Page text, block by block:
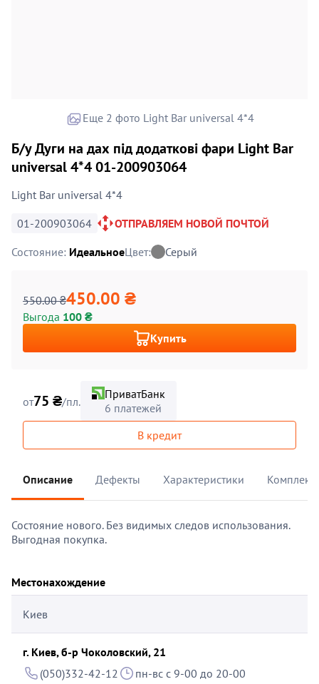
Еще 2 фото Light Bar universal 4*4
Б/у Дуги на дах під додаткові фари Light Bar
universal 4*4 01-200903064
Light Bar universal 4*4
01-200903064
ОТПРАВЛЯЕМ НОВОЙ ПОЧТОЙ
Состояние: ИдеальноеЦвет: Серый
550.00 ₴450.00 ₴
Выгода 100 ₴
Купить
от75 ₴/пл.
ПриватБанк
6 платежей
В кредит
Описание Дефекты Характеристики Комплект
Состояние нового. Без видимых следов использования.
Выгодная покупка.
Местонахождение
Киев
г. Киев, б-р Чоколовский, 21
(050)332-42-12
пн-вс с 9-00 до 20-00